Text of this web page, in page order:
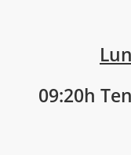
09:20h